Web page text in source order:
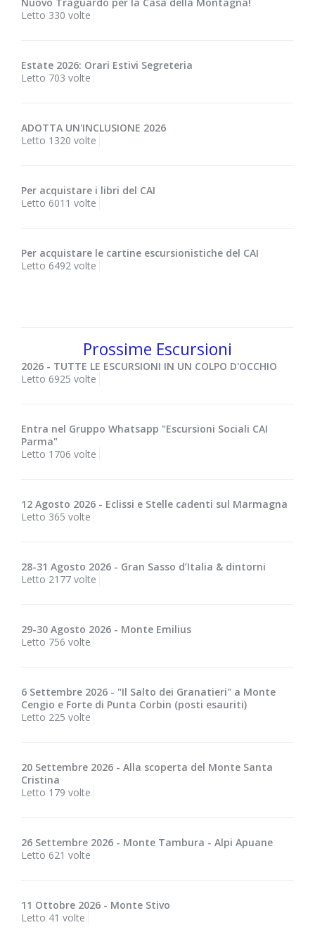
Letto 330 volte
Estate 2026: Orari Estivi Segreteria
Letto 703 volte
ADOTTA UN'INCLUSIONE 2026
Letto 1320 volte
Per acquistare i libri del CAI
Letto 6011 volte
Per acquistare le cartine escursionistiche del CAI
Letto 6492 volte
Prossime Escursioni
2026 - TUTTE LE ESCURSIONI IN UN COLPO D'OCCHIO
Letto 6925 volte
Entra nel Gruppo Whatsapp "Escursioni Sociali CAI
Parma"
Letto 1706 volte
12 Agosto 2026 - Eclissi e Stelle cadenti sul Marmagna
Letto 365 volte
28-31 Agosto 2026 - Gran Sasso d’Italia & dintorni
Letto 2177 volte
29-30 Agosto 2026 - Monte Emilius
Letto 756 volte
6 Settembre 2026 - "Il Salto dei Granatieri" a Monte
Cengio e Forte di Punta Corbin (posti esauriti)
Letto 225 volte
20 Settembre 2026 - Alla scoperta del Monte Santa
Cristina
Letto 179 volte
26 Settembre 2026 - Monte Tambura - Alpi Apuane
Letto 621 volte
11 Ottobre 2026 - Monte Stivo
Letto 41 volte